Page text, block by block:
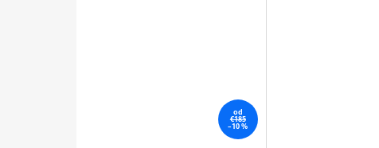
od
€185
–10 %